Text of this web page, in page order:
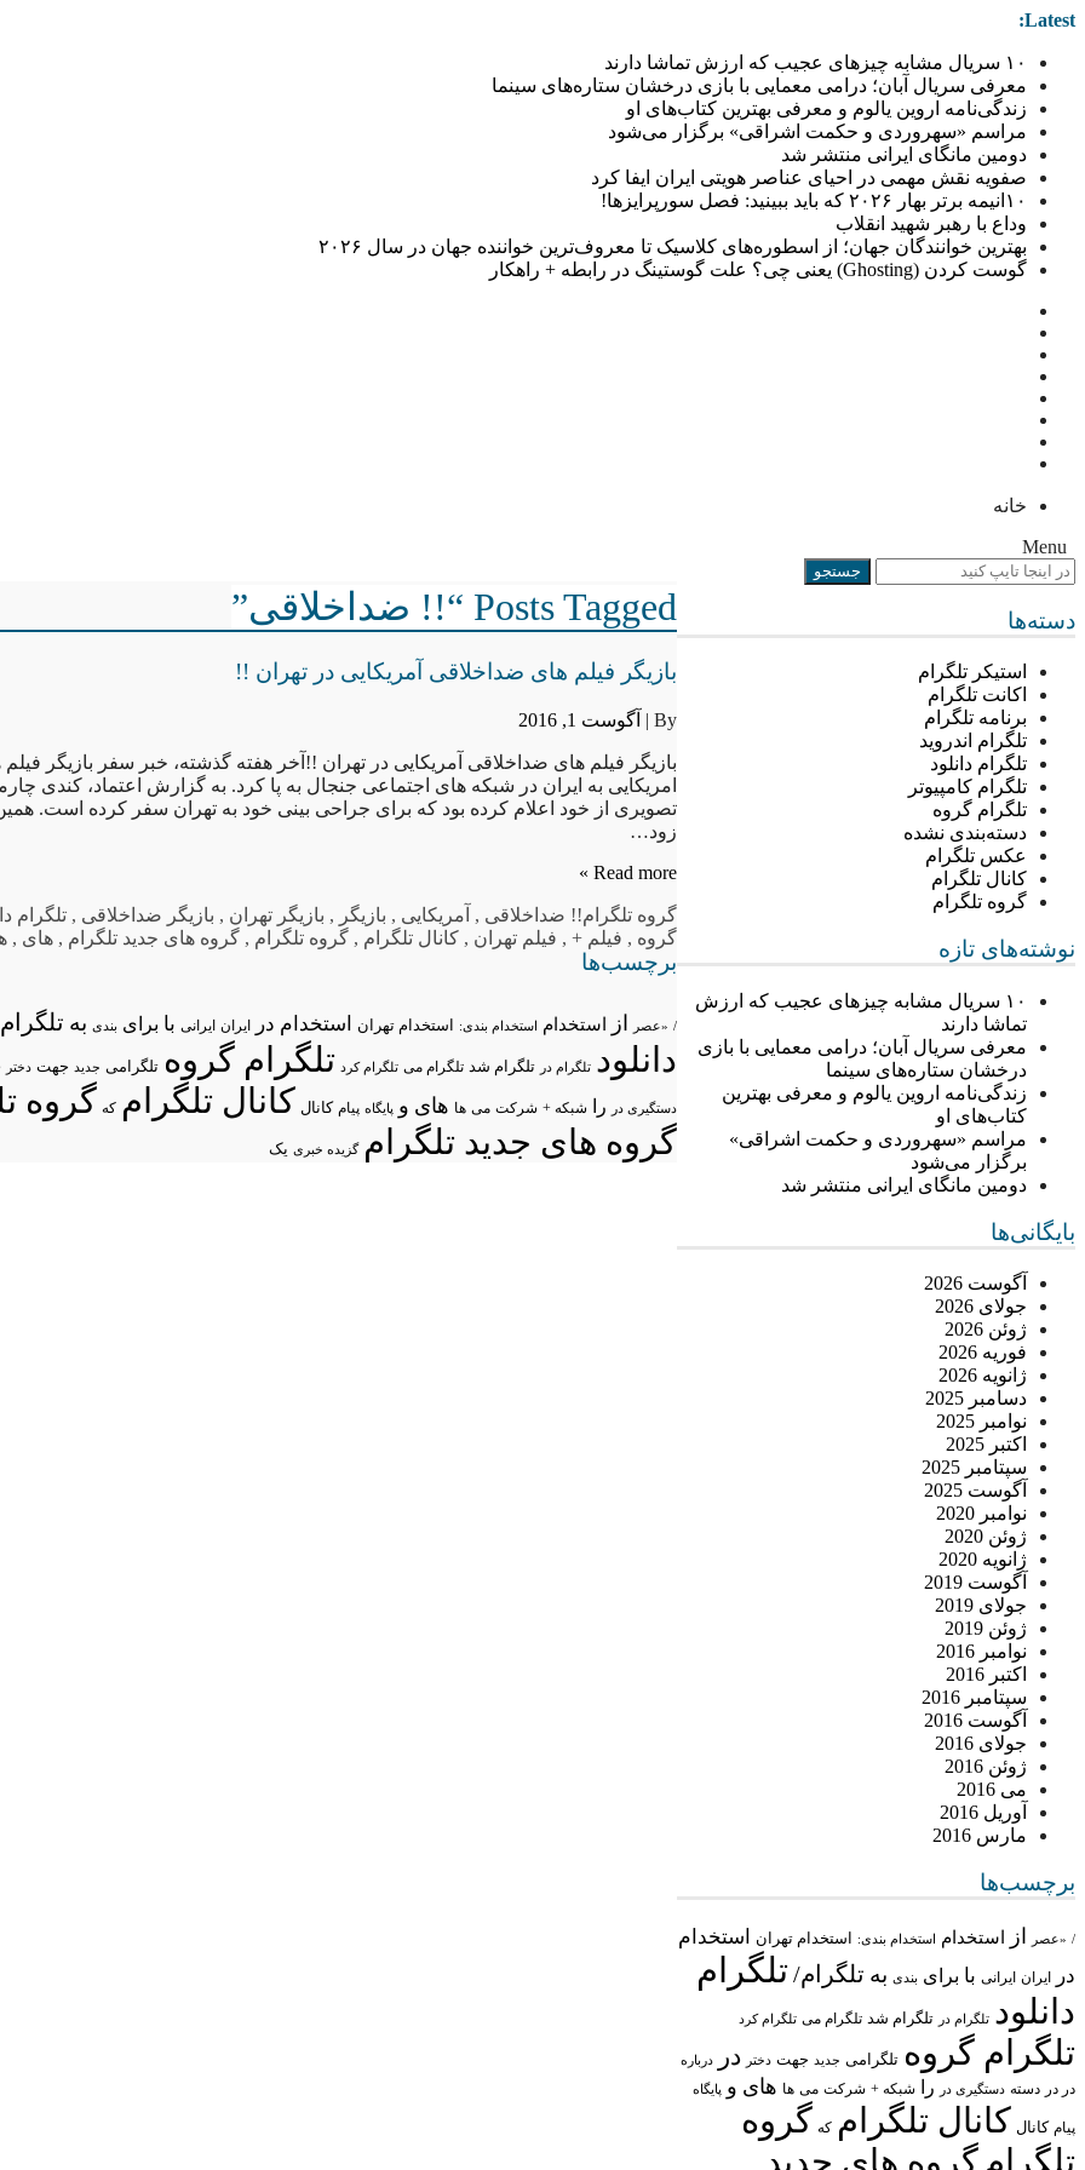
Latest:
۱۰ سریال مشابه چیزهای عجیب که ارزش تماشا دارند
معرفی سریال آبان؛ درامی معمایی با بازی درخشان ستاره‌های سینما
زندگی‌نامه اروین یالوم و معرفی بهترین کتاب‌های او
مراسم «سهروردی و حکمت اشراقی» برگزار می‌شود
دومین مانگای ایرانی منتشر شد
صفویه نقش مهمی در احیای عناصر هویتی ایران ایفا کرد
۱۰انیمه برتر بهار ۲۰۲۶ که باید ببینید: فصل سورپرایزها!
وداع با رهبر شهید انقلاب
بهترین خوانندگان جهان؛ از اسطوره‌های کلاسیک تا معروف‌ترین خواننده جهان در سال ۲۰۲۶
گوست کردن (Ghosting) یعنی چی؟ علت گوستینگ در رابطه + راهکار
خانه
Menu
دسته‌ها
استیکر تلگرام
اکانت تلگرام
برنامه تلگرام
تلگرام اندروید
تلگرام دانلود
تلگرام کامپیوتر
تلگرام گروه
دسته‌بندی نشده
عکس تلگرام
کانال تلگرام
گروه تلگرام
نوشته‌های تازه
۱۰ سریال مشابه چیزهای عجیب که ارزش
تماشا دارند
معرفی سریال آبان؛ درامی معمایی با بازی
درخشان ستاره‌های سینما
زندگی‌نامه اروین یالوم و معرفی بهترین
کتاب‌های او
مراسم «سهروردی و حکمت اشراقی»
برگزار می‌شود
دومین مانگای ایرانی منتشر شد
بایگانی‌ها
آگوست 2026
جولای 2026
ژوئن 2026
فوریه 2026
ژانویه 2026
دسامبر 2025
نوامبر 2025
اکتبر 2025
سپتامبر 2025
آگوست 2025
نوامبر 2020
ژوئن 2020
ژانویه 2020
آگوست 2019
جولای 2019
ژوئن 2019
نوامبر 2016
اکتبر 2016
سپتامبر 2016
آگوست 2016
جولای 2016
ژوئن 2016
می 2016
آوریل 2016
مارس 2016
برچسب‌ها
/ «عصر از استخدام استخدام بندی: استخدام تهران
استخدام
در
ایران ایرانی با برای بندی به تلگرام/ تلگرام
دانلود تلگرام در تلگرام شد تلگرام می تلگرام کرد
تلگرام گروه تلگرامی جدید جهت دختر در درباره
در در دسته دستگیری در را شبکه + شرکت می ها های و پایگاه
پیام کانال کانال تلگرام که گروه
تلگرام گروه های جدید
Posts Tagged “!! ضداخلاقی”
بازیگر فیلم های ضداخلاقی آمریکایی در تهران !!
By | آگوست 1, 2016
بازیگر فیلم های ضداخلاقی آمریکایی در تهران !!آخر هفته گذشته، خبر سفر بازیگر
امریکایی به ایران در شبکه های اجتماعی جنجال به پا کرد. به گزارش اعتماد، کندی
تصویری از خود اعلام کرده بود که برای جراحی بینی خود به تهران سفر کرده است.
زود…
Read more »
گروه تلگرام!! ضداخلاقی , آمریکایی , بازیگر , بازیگر تهران , بازیگر ضداخلاقی , تلگرام
گروه , فیلم +, فیلم تهران , کانال تلگرام , گروه تلگرام , گروه های جدید تلگرام , های ,
برچسب‌ها
/ «عصر از استخدام استخدام بندی: استخدام تهران استخدام در ایران ایرانی با برای بندی به
دانلود تلگرام در تلگرام شد تلگرام می تلگرام کرد تلگرام گروه تلگرامی جدید جهت دختر
دستگیری در را شبکه + شرکت می ها های و پایگاه پیام کانال کانال تلگرام که گروه
گروه های جدید تلگرام گزیده خبری یک